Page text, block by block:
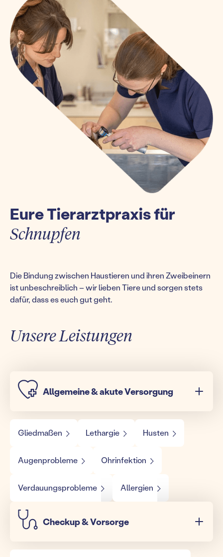
Eure Tierarztpraxis für
Schnupfen
Die Bindung zwischen Haustieren und ihren Zweibeinern
ist unbeschreiblich – wir lieben Tiere und sorgen stets
dafür, dass es euch gut geht.
Unsere Leistungen
Allgemeine & akute Versorgung
Gliedmaßen Lethargie Husten
Augenprobleme Ohrinfektion
Verdauungsprobleme Allergien
Checkup & Vorsorge